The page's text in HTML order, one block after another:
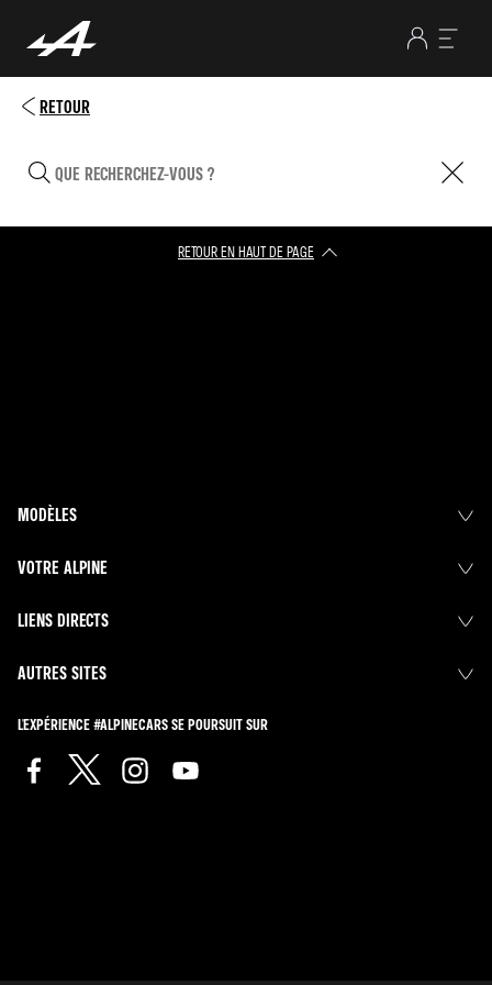
RETOUR
RETOUR EN HAUT DE PAGE​
MODÈLES
VOTRE ALPINE
LIENS DIRECTS
AUTRES SITES
L'EXPÉRIENCE #ALPINECARS SE POURSUIT SUR